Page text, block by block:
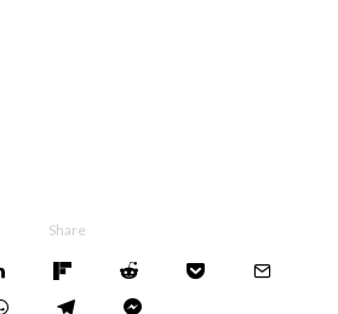
Share